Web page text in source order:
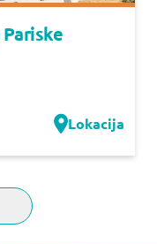
Lokacija